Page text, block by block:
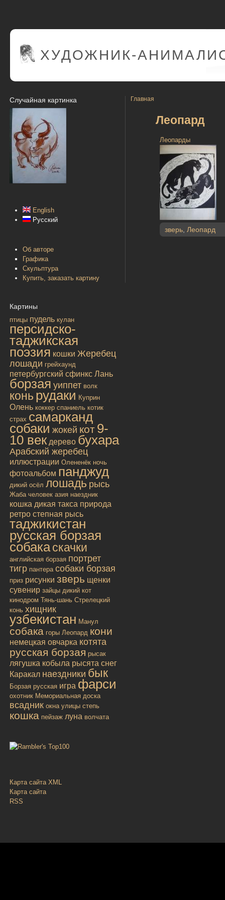
ХУДОЖНИК-
Случайная картинка
English
Русский
Об авторе
Графика
Скульптура
Купить, заказать картину
Картины
птицы пудель кулан
персидско-
таджикская
поэзия кошки Жеребец
лошади грейхаунд
петербургский сфинкс Лань
борзая уиппет волк
конь рудаки Куприн
Олень коккер спаниель котик
страх самарканд
собаки жокей кот 9-
10 век дерево бухара
Арабский жеребец
иллюстрации Олененёк ночь
фотоальбом панджуд
дикий осёл лошадь рысь
Жаба человек азия наездник
кошка дикая такса природа
ретро степная рысь
таджикистан
русская борзая
собакаскачки
английская борзая портрет
тигр пантера собаки борзая
приз рисунки зверь щенки
сувенир зайцы дикий кот
кинодром Тянь-шань Стрелецкий
конь хищник
узбекистан Манул
собака горы Леопард кони
немецкая овчарка котята
русская борзая рысак
лягушка кобыла рысята снег
Каракал наездники бык
Борзая русская игра фарси
охотник Мемориальная доска
всадник окна улицы степь
кошка пейзаж луна волчата
Карта сайта XML
Карта сайта
RSS
Главная
Леопард
Леопарды
зверь Леопард